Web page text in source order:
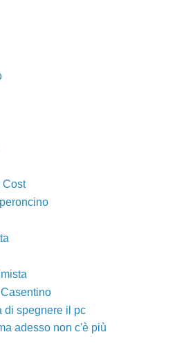
Cost
di spegnere il pc
adesso non c'è più